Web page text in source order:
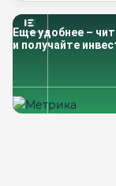
Еще удобнее –
и получайте